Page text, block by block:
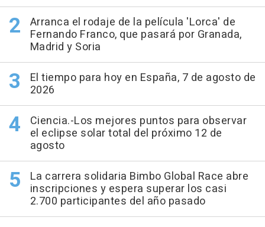
Arranca el rodaje de la película 'Lorca' de
Fernando Franco, que pasará por Granada,
Madrid y Soria
El tiempo para hoy en España, 7 de agosto de
2026
Ciencia.-Los mejores puntos para observar
el eclipse solar total del próximo 12 de
agosto
La carrera solidaria Bimbo Global Race abre
inscripciones y espera superar los casi
2.700 participantes del año pasado